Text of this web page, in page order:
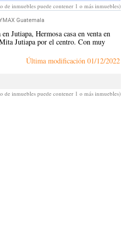
de inmuebles puede contener 1 o más inmuebles)
Guatemala
Jutiapa, Hermosa casa en venta en
Jutiapa por el centro. Con muy
Última modificación 01/12/2022
de inmuebles puede contener 1 o más inmuebles)